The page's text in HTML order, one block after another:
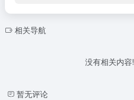
相关导航
没有相关内容!
暂无评论